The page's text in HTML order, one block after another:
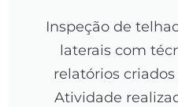
Inspeção de
laterais com
relatórios
Atividade